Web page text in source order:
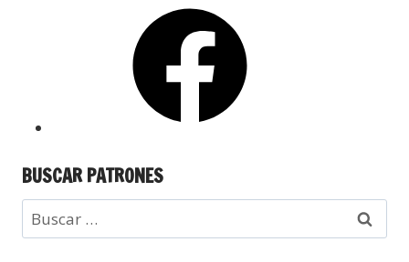
BUSCAR PATRONES